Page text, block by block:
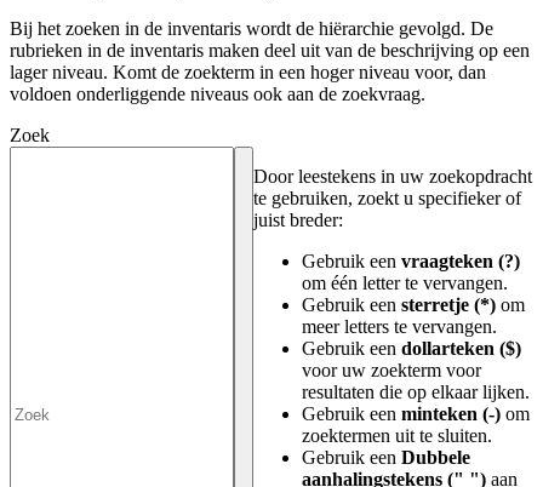
Bij het zoeken in de inventaris wordt de hiërarchie gevolgd. De
rubrieken in de inventaris maken deel uit van de beschrijving op een
lager niveau. Komt de zoekterm in een hoger niveau voor, dan
voldoen onderliggende niveaus ook aan de zoekvraag.
Zoek
Door leestekens in uw zoekopdracht
te gebruiken, zoekt u specifieker of
juist breder:
Gebruik een vraagteken (?)
om één letter te vervangen.
Gebruik een sterretje (*) om
meer letters te vervangen.
Gebruik een dollarteken ($)
voor uw zoekterm voor
resultaten die op elkaar lijken.
Gebruik een minteken (-) om
zoektermen uit te sluiten.
Gebruik een Dubbele
aanhalingstekens (" ") aan